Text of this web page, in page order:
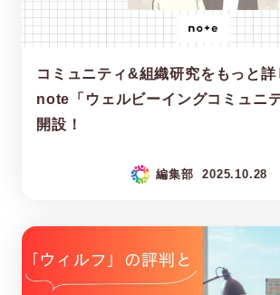
コミュニティ&組織研究をもっと詳
note「ウェルビーイングコミュニ
開設！
編集部 2025.10.28